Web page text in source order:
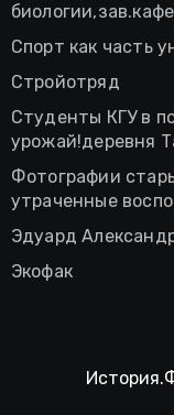
Спорт как часть
Стройотряд
Студенты КГУ в
урожай!деревня
Фотографии
утраченные
Эдуард
Экофак